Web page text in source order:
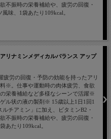
不振時の栄養補給や、疲労の回復・
味、1袋あたり109kcal。
アリナミンメディカルバランス アップ
疲労の回復・予防の効能を持ったアリ
※。仕事や運動時の肉体疲労、食欲
栄養補給など多様なシーンで活躍※
ル状の液の製剤※ 15歳以上1日1回1
チアミン」に加え、ビタミンB2・
不振時の栄養補給や、疲労の回復・
あたり109kcal。